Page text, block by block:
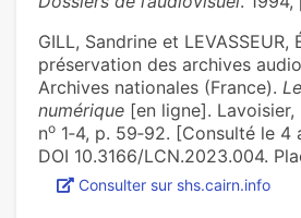
GILL, Sandrine et LEVASSEUR,
préservation des archives
Archives nationales (France).
numérique [en ligne]. Lavoisier,
no 1‑4, p. 59‑92. [Consulté le
DOI 10.3166/LCN.2023.004.
Consulter sur shs.cairn.info